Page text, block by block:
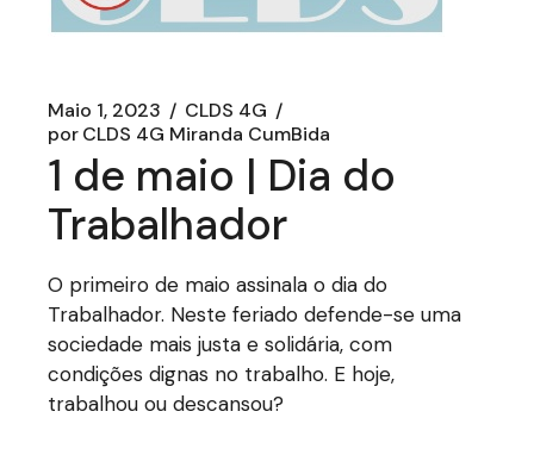
Maio 1, 2023
CLDS 4G
porCLDS 4G Miranda CumBida
1 de maio | Dia do
Trabalhador
O primeiro de maio assinala o dia do
Trabalhador. Neste feriado defende-se uma
sociedade mais justa e solidária, com
condições dignas no trabalho. E hoje,
trabalhou ou descansou?